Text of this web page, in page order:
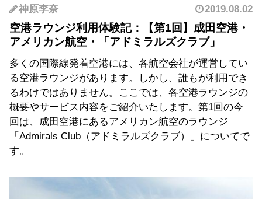
神原李奈 2019.08.02
空港ラウンジ利用体験記：【第1回】成田空港・
アメリカン航空・「アドミラルズクラブ」
多くの国際線発着空港には、各航空会社が運営してい
る空港ラウンジがあります。しかし、誰もが利用でき
るわけではありません。ここでは、各空港ラウンジの
概要やサービス内容をご紹介いたします。第1回の今
回は、成田空港にあるアメリカン航空のラウンジ
「Admirals Club（アドミラルズクラブ）」についてで
す。